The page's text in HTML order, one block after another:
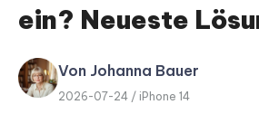
for iOS
PDNob
PDF
Editor
Neu
ein? Neueste
Von Johanna Bauer
2026-07-24 / iPhone 14